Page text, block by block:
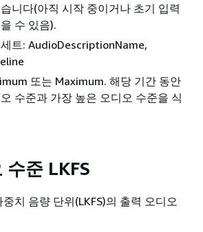
니다(아직 시작 중이거나 초기 입력
수 있음).
트: AudioDescriptionName,
또는 Maximum. 해당 기간 동안
수준과 가장 높은 오디오 수준을 식
수준 LKFS
치 음량 단위(LKFS)의 출력 오디오